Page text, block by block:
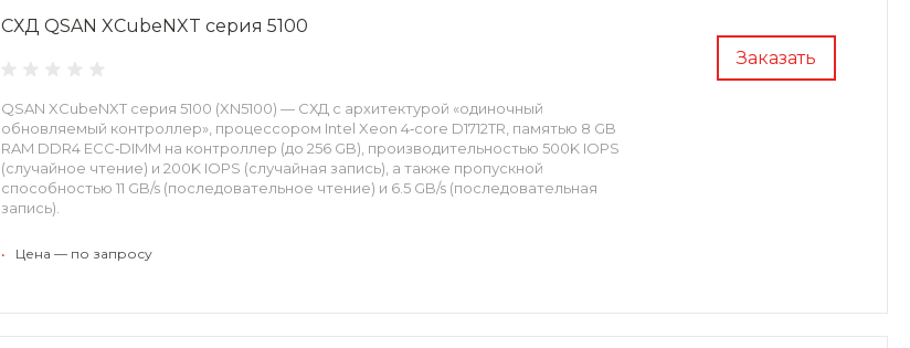
Заказать
СХД QSAN XCubeNXT серия 5100
QSAN XCubeNXT серия 5100 (XN5100) — CХД с архитектурой «одиночный
обновляемый контроллер», процессором Intel Xeon 4‑core D1712TR, памятью 8 GB
RAM DDR4 ECC‑DIMM на контроллер (до 256 GB), производительностью 500K IOPS
(случайное чтение) и 200K IOPS (случайная запись), а также пропускной
способностью 11 GB/s (последовательное чтение) и 6.5 GB/s (последовательная
запись). ​
• Цена — по запросу